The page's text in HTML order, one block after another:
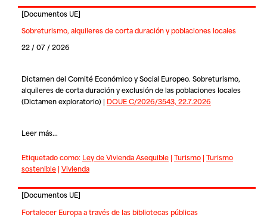
[Documentos UE]
Sobreturismo, alquileres de corta duración y poblaciones locales
22 / 07 / 2026
Dictamen del Comité Económico y Social Europeo. Sobreturismo,
alquileres de corta duración y exclusión de las poblaciones locales
(Dictamen exploratorio) | DOUE C/2026/3543, 22.7.2026
Leer más...
Etiquetado como: Ley de Vivienda Asequible| Turismo| Turismo
sostenible| Vivienda
[Documentos UE]
Fortalecer Europa a través de las bibliotecas públicas